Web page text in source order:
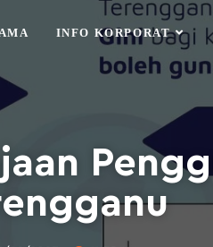
INFO KORPORAT